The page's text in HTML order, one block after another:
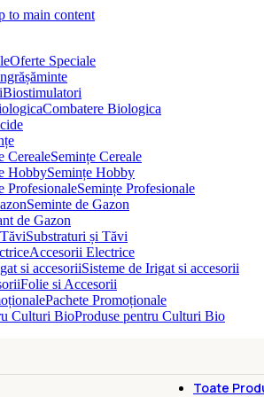
to main content
Oferte Speciale
Biostimulatori
Combatere Biologica
Semințe Cereale
Semințe Hobby
Semințe Profesionale
Seminte de Gazon
de Gazon
Substraturi și Tăvi
Accesorii Electrice
Sisteme de Irigat si accesorii
Folie si Accesorii
Pachete Promoționale
Produse pentru Culturi Bio
Toate